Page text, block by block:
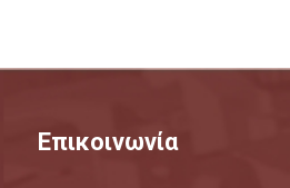
Επικοινωνία